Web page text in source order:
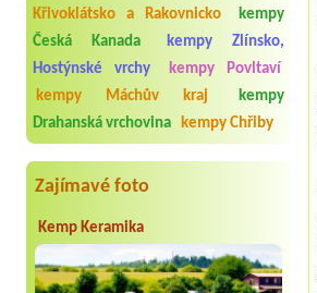
Křivoklátsko a Rakovnicko
kempy
Česká Kanada
kempy Zlínsko,
Hostýnské vrchy
kempy Povltaví
kempy Máchův kraj
kempy
Drahanská vrchovina kempy Chřiby
Zajímavé foto
Kemp Keramika